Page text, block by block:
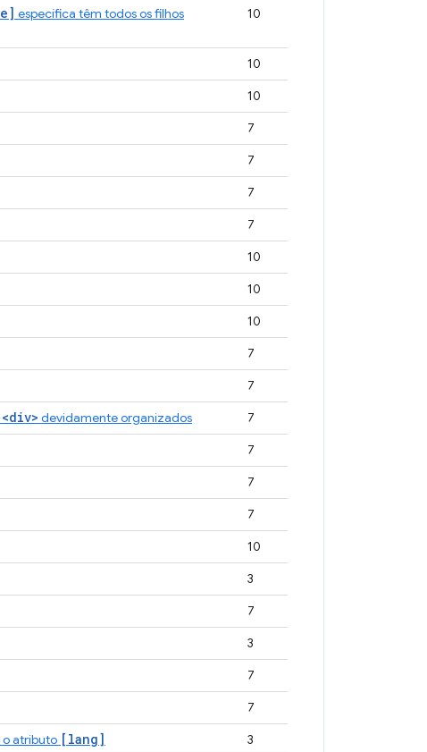
específica têm todos os filhos
10
10
10
7
7
7
7
10
10
10
7
7
<div> devidamente organizados
7
7
7
7
10
3
7
3
7
7
o atributo [lang]
3